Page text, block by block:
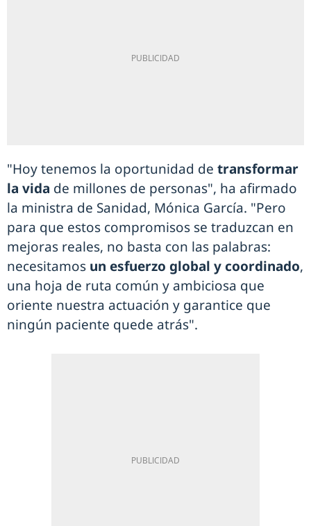
"Hoy tenemos la oportunidad de transformar
la vida de millones de personas", ha afirmado
la ministra de Sanidad, Mónica García. "Pero
para que estos compromisos se traduzcan en
mejoras reales, no basta con las palabras:
necesitamos un esfuerzo global y coordinado,
una hoja de ruta común y ambiciosa que
oriente nuestra actuación y garantice que
ningún paciente quede atrás".